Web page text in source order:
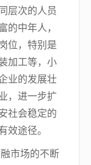
层次的人员
的中年人，
位，特别是
加工等，小
业的发展壮
，进一步扩
社会稳定的
效途径。
市场的不断